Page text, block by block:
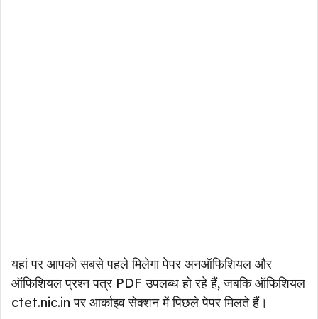
यहां पर आपको सबसे पहले मिलेगा पेपर अनऑफिशियल और
ऑफिशियल प्रश्न पत्र PDF उपलब्ध हो रहे हैं, जबकि ऑफिशियल
ctet.nic.in पर आर्काइव सेक्शन में पिछले पेपर मिलते हैं।